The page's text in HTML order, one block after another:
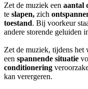
Zet de muziek een aantal
te slapen, zich
toestand. Bij voorkeur
andere storende geluiden
Zet de muziek, tijdens het
een spannende situatie
conditionering
kan verergeren.